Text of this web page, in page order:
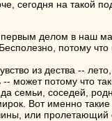
сегодня на такой
делом в наш
потому
из дества --
может потому что
семьи, соседей,
Вот именно
или пролетающий